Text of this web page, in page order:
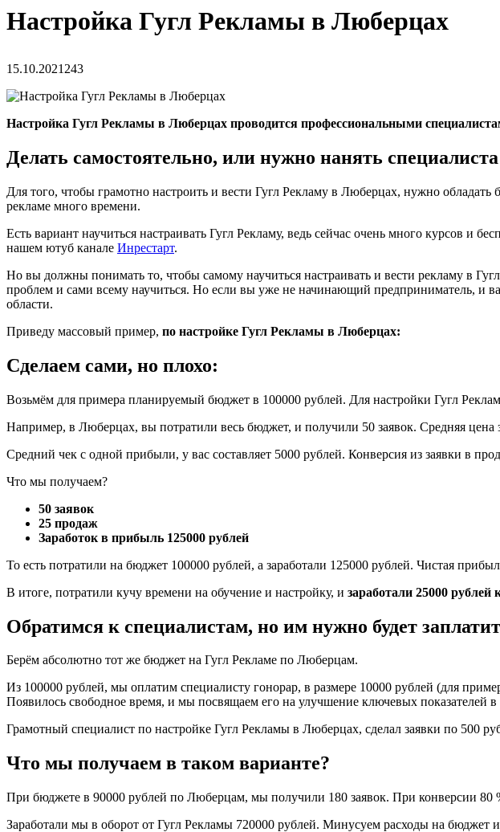
Настройка Гугл Рекламы в Люберцах
15.10.2021 243
Настройка Гугл Рекламы в Люберцах проводится профессиональными
Делать самостоятельно, или нужно нанять
Для того, чтобы грамотно настроить и вести Гугл Рекламу в Люберцах, нужно
рекламе много времени.
Есть вариант научиться настраивать Гугл Рекламу, ведь сейчас очень много курсов и
нашем ютуб канале Инрестарт.
Но вы должны понимать то, чтобы самому научиться настраивать и вести рекламу в
проблем и сами всему научиться. Но если вы уже не начинающий предприниматель, и
области.
Приведу массовый пример, по настройке Гугл Рекламы в Люберцах:
Сделаем сами, но плохо:
Возьмём для примера планируемый бюджет в 100000 рублей. Для настройки Гугл
Например, в Люберцах, вы потратили весь бюджет, и получили 50 заявок. Средняя цена
Средний чек с одной прибыли, у вас составляет 5000 рублей. Конверсия из заявки в
Что мы получаем?
50 заявок
25 продаж
Заработок в прибыль 125000 рублей
То есть потратили на бюджет 100000 рублей, а заработали 125000 рублей. Чистая
В итоге, потратили кучу времени на обучение и настройку, и заработали 25000 рублей
Обратимся к специалистам, но им нужно будет
Берём абсолютно тот же бюджет на Гугл Рекламе по Люберцам.
Из 100000 рублей, мы оплатим специалисту гонорар, в размере 10000 рублей (для
Появилось свободное время, и мы посвящаем его на улучшение ключевых показателей
Грамотный специалист по настройке Гугл Рекламы в Люберцах, сделал заявки по 500
Что мы получаем в таком варианте?
При бюджете в 90000 рублей по Люберцам, мы получили 180 заявок. При конверсии 80
Заработали мы в оборот от Гугл Рекламы 720000 рублей. Минусуем расходы на бюджет